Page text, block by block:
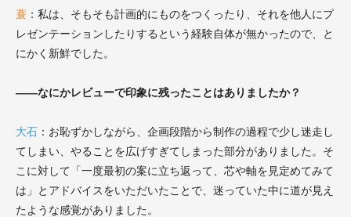
蓑 ： 私は、そもそも計画的にものをつくったり、それを他人にプ
レゼンテーションしたりするという経験自体が無かったので、と
にかく新鮮でした。
――なにかレビューで印象に残ったことはありましたか？
大石 ： お恥ずかしながら、企画段階から制作の過程で少し迷走し
てしまい、やることを広げすぎてしまった部分がありました。そ
こに対して「一度最初の案に立ち返って、芯や軸を見定めてみて
は」とアドバイスをいただいたことで、迷っていた中に道が見え
たような感覚がありました。